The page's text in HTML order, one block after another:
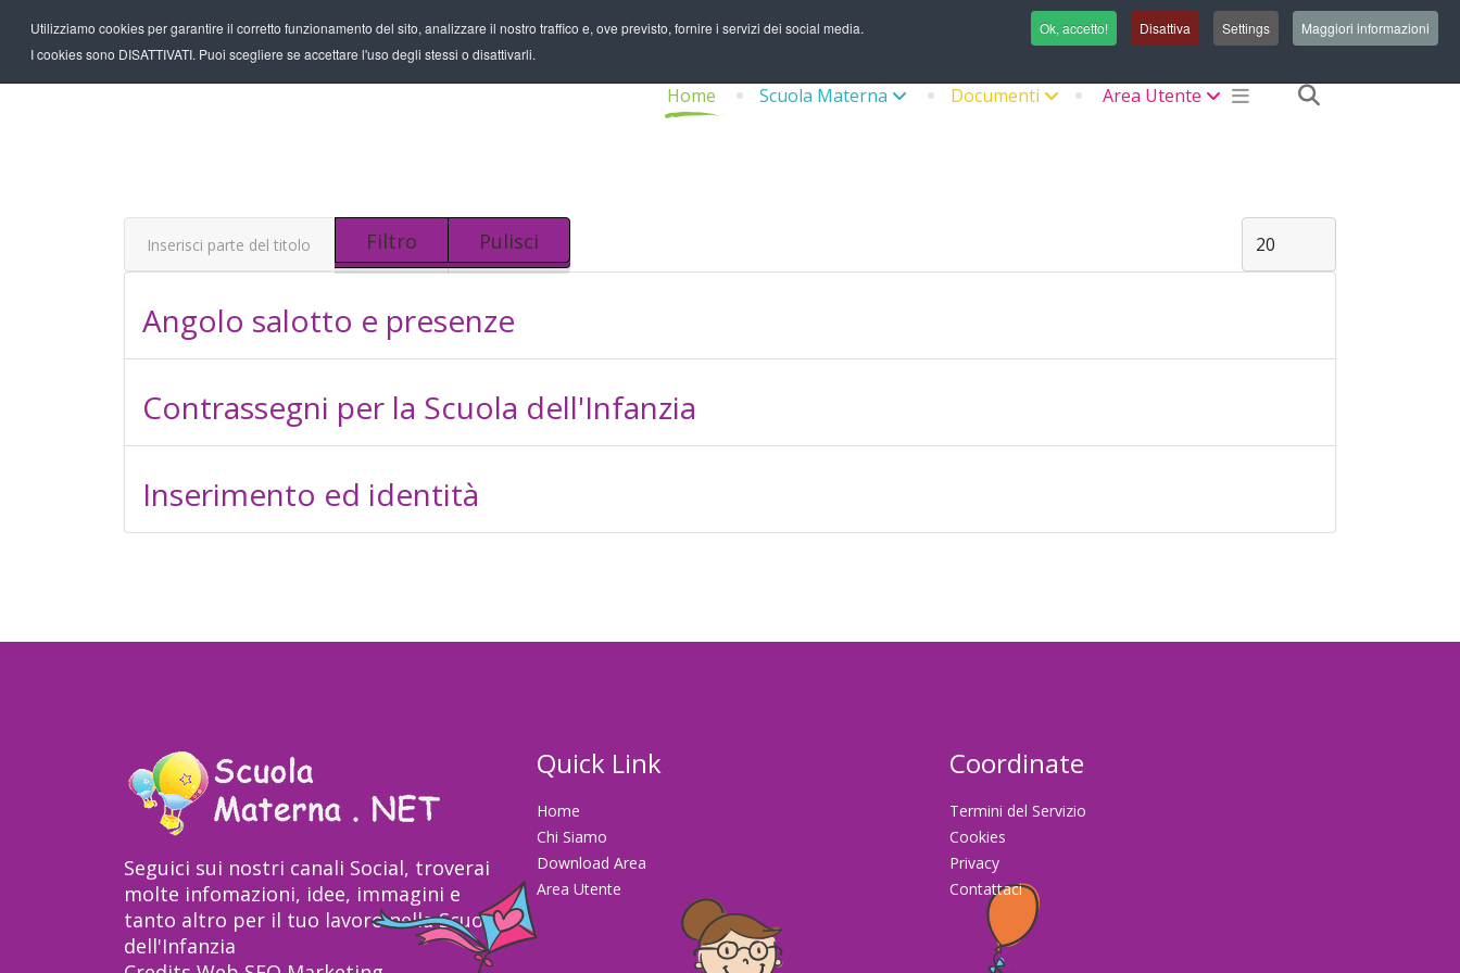
Utilizziamo cookies per garantire il corretto funzionamento del sito, analizzare il nostro traffico e, ove previsto, fornire i servizi dei social media.
I cookies sono DISATTIVATI. Puoi scegliere se accettare l'uso degli stessi o disattivarli.
Ok, accetto! Disattiva Settings Maggiori informazioni
Login/Registrati
Home Scuola Materna Documenti Area Utente
Filtro Pulisci Visualizza #
Angolo salotto e presenze
Contrassegni per la Scuola dell'Infanzia
Inserimento ed identità
Seguici sui nostri canali Social, troverai
molte infomazioni, idee, immagini e
tanto altro per il tuo lavoro nella Scuola
dell'Infanzia
Quick Link
Home
Chi Siamo
Download Area
Area Utente
Coordinate
Termini del Servizio
Cookies
Privacy
Contattaci